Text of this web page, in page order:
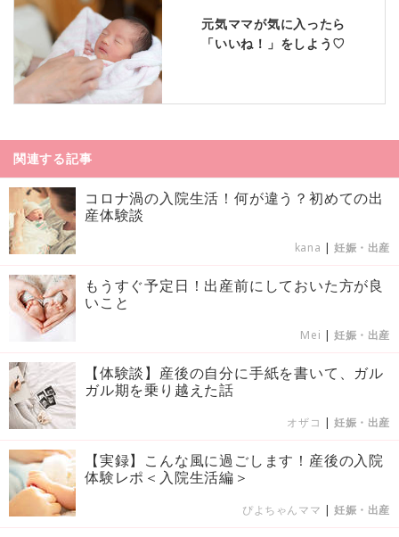
元気ママが気に入ったら
「いいね！」をしよう♡
関連する記事
コロナ渦の入院生活！何が違う？初めての出
産体験談
kana | 妊娠・出産
もうすぐ予定日！出産前にしておいた方が良
いこと
Mei | 妊娠・出産
【体験談】産後の自分に手紙を書いて、ガル
ガル期を乗り越えた話
オザコ | 妊娠・出産
【実録】こんな風に過ごします！産後の入院
体験レポ＜入院生活編＞
ぴよちゃんママ | 妊娠・出産